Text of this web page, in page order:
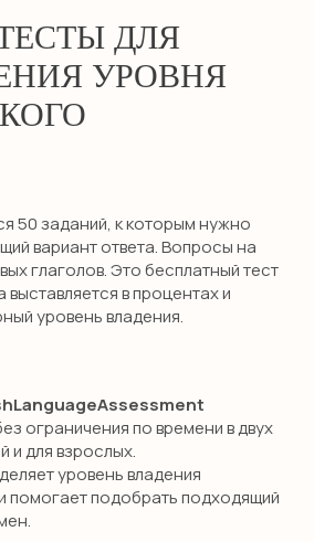
ДЛЯ
УРОВНЯ
50 заданий, к которым нужно
вариант ответа. Вопросы на
глаголов. Это бесплатный тест
в процентах и
уровень владения.
ограничения по времени в двух
и для взрослых.
уровень владения
помогает подобрать подходящий